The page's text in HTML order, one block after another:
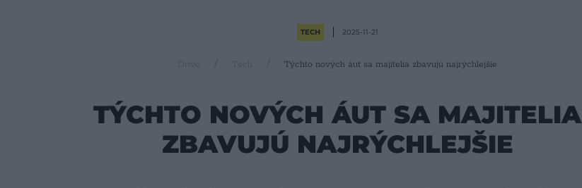
TECH 2025-11-21
Drive Týchto nových áut sa majitelia zbavujú najrýchlejšie
TÝCHTO NOVÝCH ÁUT SA MAJITELIA
ZBAVUJÚ NAJRÝCHLEJŠIE